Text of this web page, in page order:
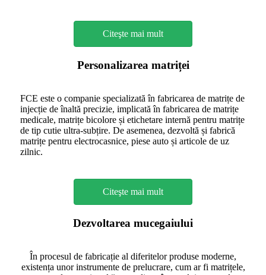
Citeşte mai mult
Personalizarea matriței
FCE este o companie specializată în fabricarea de matrițe de
injecție de înaltă precizie, implicată în fabricarea de matrițe
medicale, matrițe bicolore și etichetare internă pentru matrițe
de tip cutie ultra-subțire. De asemenea, dezvoltă și fabrică
matrițe pentru electrocasnice, piese auto și articole de uz
zilnic.
Citeşte mai mult
Dezvoltarea mucegaiului
În procesul de fabricație al diferitelor produse moderne,
existența unor instrumente de prelucrare, cum ar fi matrițele,